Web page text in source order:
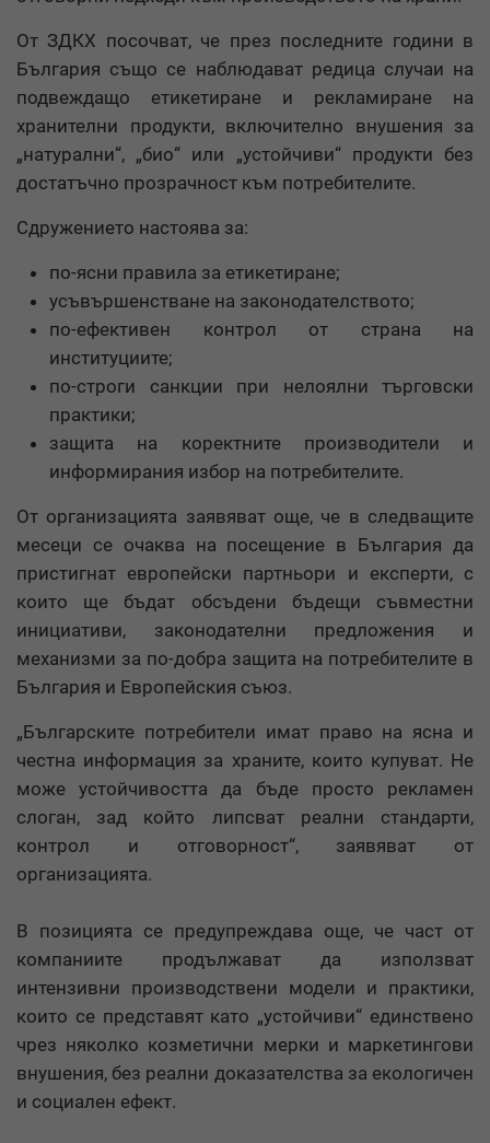
От ЗДКХ посочват, че през последните години в
България също се наблюдават редица случаи на
подвеждащо етикетиране и рекламиране на
хранителни продукти, включително внушения за
„натурални“, „био“ или „устойчиви“ продукти без
достатъчно прозрачност към потребителите.
Сдружението настоява за:
по-ясни правила за етикетиране;
усъвършенстване на законодателството;
по-ефективен контрол от страна на
институциите;
по-строги санкции при нелоялни търговски
практики;
защита на коректните производители и
информирания избор на потребителите.
От организацията заявяват още, че в следващите
месеци се очаква на посещение в България да
пристигнат европейски партньори и експерти, с
които ще бъдат обсъдени бъдещи съвместни
инициативи, законодателни предложения и
механизми за по-добра защита на потребителите в
България и Европейския съюз.
„Българските потребители имат право на ясна и
честна информация за храните, които купуват. Не
може устойчивостта да бъде просто рекламен
слоган, зад който липсват реални стандарти,
контрол и отговорност“, заявяват от
организацията.
В позицията се предупреждава още, че част от
компаниите продължават да използват
интензивни производствени модели и практики,
които се представят като „устойчиви“ единствено
чрез няколко козметични мерки и маркетингови
внушения, без реални доказателства за екологичен
и социален ефект.